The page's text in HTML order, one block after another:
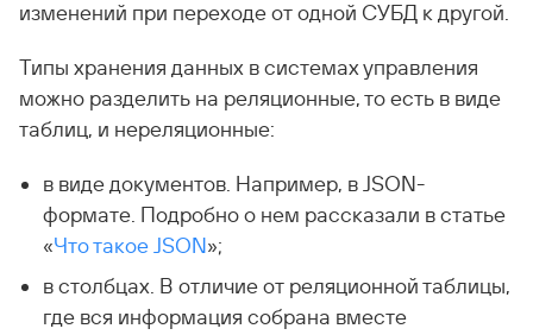
изменений при переходе от одной СУБД к другой.
Типы хранения данных в системах управления
можно разделить на реляционные, то есть в виде
таблиц, и нереляционные:
в виде документов. Например, в JSON-
формате. Подробно о нем рассказали в статье
«Что такое JSON»;
в столбцах. В отличие от реляционной таблицы,
где вся информация собрана вместе